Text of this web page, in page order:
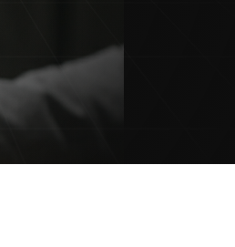
并维持产品上架。